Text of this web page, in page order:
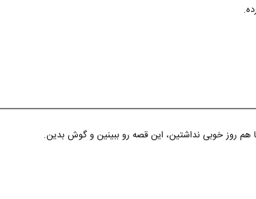
روز خوبی نداشتین، این قصه رو ببینین و گوش بدین.